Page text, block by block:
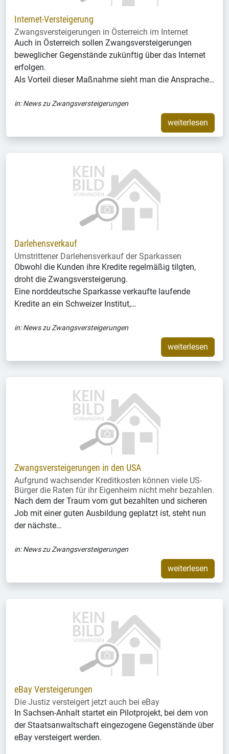
Internet-Versteigerung
Zwangsversteigerungen in Österreich im Internet
Auch in Österreich sollen Zwangsversteigerungen
beweglicher Gegenstände zukünftig über das Internet
erfolgen.
Als Vorteil dieser Maßnahme sieht man die Ansprache…
in:News zu Zwangsversteigerungen
weiterlesen
Darlehensverkauf
Umstrittener Darlehensverkauf der Sparkassen
Obwohl die Kunden ihre Kredite regelmäßig tilgten,
droht die Zwangsversteigerung.
Eine norddeutsche Sparkasse verkaufte laufende
Kredite an ein Schweizer Institut,…
in:News zu Zwangsversteigerungen
weiterlesen
Zwangsversteigerungen in den USA
Aufgrund wachsender Kreditkosten können viele US-
Bürger die Raten für ihr Eigenheim nicht mehr bezahlen.
Nach dem der Traum vom gut bezahlten und sicheren
Job mit einer guten Ausbildung geplatzt ist, steht nun
der nächste…
in:News zu Zwangsversteigerungen
weiterlesen
eBay Versteigerungen
Die Justiz versteigert jetzt auch bei eBay
In Sachsen-Anhalt startet ein Pilotprojekt, bei dem von
der Staatsanwaltschaft eingezogene Gegenstände über
eBay versteigert werden.